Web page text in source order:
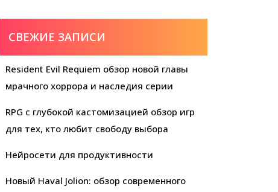
СВЕЖИЕ ЗАПИСИ
Resident Evil Requiem обзор новой главы
мрачного хоррора и наследия серии
RPG с глубокой кастомизацией обзор игр
для тех, кто любит свободу выбора
Нейросети для продуктивности
Новый Haval Jolion: обзор современного